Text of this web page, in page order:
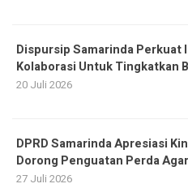
Dispursip Samarinda Perkuat
Kolaborasi Untuk Tingkatkan
20 Juli 2026
DPRD Samarinda Apresiasi
Dorong Penguatan Perda
27 Juli 2026